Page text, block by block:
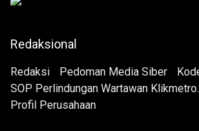
Redaksional
Redaksi Pedoman Media Siber
SOP Perlindungan Wartawan
Profil Perusahaan